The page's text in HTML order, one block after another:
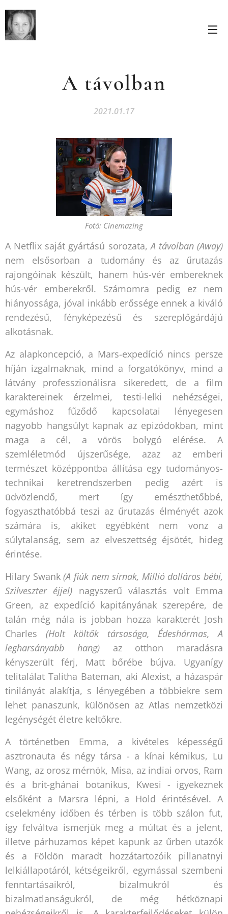
A távolban
2021.01.17
Fotó: Cinemazing
A Netflix saját gyártású sorozata,A távolban (Away)
nem elsősorban a tudomány és az űrutazás
rajongóinak készült, hanem hús-vér embereknek
hús-vér emberekről. Számomra pedig ez nem
hiányossága, jóval inkább erőssége ennek a kiváló
rendezésű, fényképezésű és szereplőgárdájú
alkotásnak.
Az alapkoncepció, a Mars-expedíció nincs persze
híján izgalmaknak, mind a forgatókönyv, mind a
látvány professzionálisra sikeredett, de a film
karaktereinek érzelmei, testi-lelki nehézségei,
egymáshoz fűződő kapcsolatai lényegesen
nagyobb hangsúlyt kapnak az epizódokban, mint
maga a cél, a vörös bolygó elérése. A
szemléletmód újszerűsége, azaz az emberi
természet középpontba állítása egy tudományos-
technikai keretrendszerben pedig azért is
üdvözlendő, mert így emészthetőbbé,
fogyaszthatóbbá teszi az űrutazás élményét azok
számára is, akiket egyébként nem vonz a
súlytalanság, sem az elveszettség éjsötét, hideg
érintése.
Hilary Swank(A fiúk nem sírnak, Millió dolláros bébi,
Szilveszter éjjel) nagyszerű választás volt Emma
Green, az expedíció kapitányának szerepére, de
talán még nála is jobban hozza karakterét Josh
Charles (Holt költők társasága, Édeshármas, A
legharsányabb hang)az otthon maradásra
kényszerült férj, Matt bőrébe bújva. Ugyanígy
telitalálat Talitha Bateman, aki Alexist, a házaspár
tinilányát alakítja, s lényegében a többiekre sem
lehet panaszunk, különösen az Atlas nemzetközi
legénységét életre keltőkre.
A történetben Emma, a kivételes képességű
asztronauta és négy társa - a kínai kémikus, Lu
Wang, az orosz mérnök, Misa, az indiai orvos, Ram
és a brit-ghánai botanikus, Kwesi - igyekeznek
elsőként a Marsra lépni, a Hold érintésével. A
cselekmény időben és térben is több szálon fut,
így felváltva ismerjük meg a múltat és a jelent,
illetve párhuzamos képet kapunk az űrben utazók
és a Földön maradt hozzátartozóik pillanatnyi
lelkiállapotáról, kétségeikről, egymással szembeni
fenntartásaikról, bizalmukról és
bizalmatlanságukról, de még hétköznapi